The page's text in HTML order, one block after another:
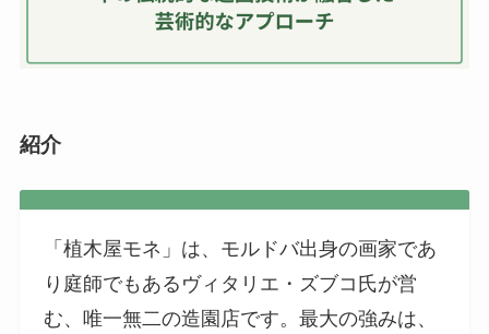
紹介
「植木屋モネ」は、モルドバ出身の画家であ
り庭師でもあるヴィタリエ・ズブコ氏が営
む、唯一無二の造園店です。最大の強みは、